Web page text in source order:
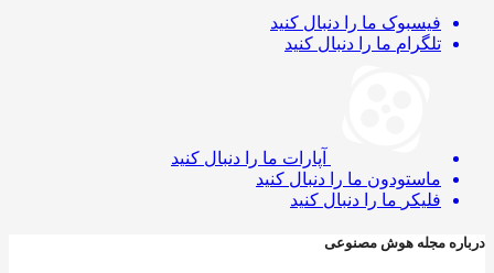
فیسبوک ما را دنبال کنید
تلگرام ما را دنبال کنید
آپارات ما را دنبال کنید
ماستودون ما را دنبال کنید
فلیکر ما را دنبال کنید
مجله هوش مصنوعی